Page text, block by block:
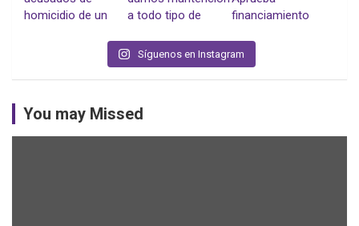
Síguenos en Instagram
You may Missed